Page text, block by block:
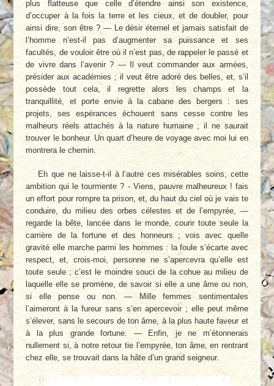
plus flatteuse que celle d’étendre ainsi son existence,
d’occuper à la fois la terre et les cieux, et de doubler, pour
ainsi dire, son être ? — Le désir éternel et jamais satisfait de
l’homme n’est-il pas d’augmenter sa puissance et ses
facultés, de vouloir être où il n’est pas, de rappeler le passé et
de vivre dans l’avenir ? — Il veut commander aux armées,
présider aux académies ; il veut être adoré des belles, et, s’il
possède tout cela, il regrette alors les champs et la
tranquillité, et porte envie à la cabane des bergers : ses
projets, ses espérances échouent sans cesse contre les
malheurs réels attachés à la nature humaine ; il ne saurait
trouver le bonheur. Un quart d’heure de voyage avec moi lui en
montrera le chemin.
Eh que ne laisse-t-il à l’autre ces misérables soins, cette
ambition qui le tourmente ? - Viens, pauvre malheureux ! fais
un effort pour rompre ta prison, et, du haut du ciel où je vais te
conduire, du milieu des orbes célestes et de l’empyrée, —
regarde la bête, lancée dans le monde, courir toute seule la
carrière de la fortune et des honneurs ; vois avec quelle
gravité elle marche parmi les hommes : la foule s’écarte avec
respect, et, crois-moi, personne ne s’apercevra qu’elle est
toute seule ; c’est le moindre souci de la cohue au milieu de
laquelle elle se promène, de savoir si elle a une âme ou non,
si elle pense ou non. — Mille femmes sentimentales
l’aimeront à la fureur sans s’en apercevoir ; elle peut même
s’élever, sans le secours de ton âme, à la plus haute faveur et
à la plus grande fortune. — Enfin, je ne m’étonnerais
nullement si, à notre retour tie l’empyrée, ton âme, en rentrant
chez elle, se trouvait dans la hâte d’un grand seigneur.